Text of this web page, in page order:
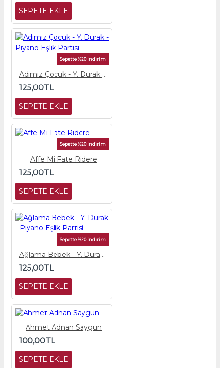
SEPETE EKLE
Sepette %20 İndirim
Adımız Çocuk - Y. Durak - Piyano Eşlik Partisi
125,00TL
SEPETE EKLE
Sepette %20 İndirim
Affe Mi Fate Ridere
125,00TL
SEPETE EKLE
Sepette %20 İndirim
Ağlama Bebek - Y. Durak - Piyano Eşlik Partisi
125,00TL
SEPETE EKLE
Ahmet Adnan Saygun
100,00TL
SEPETE EKLE